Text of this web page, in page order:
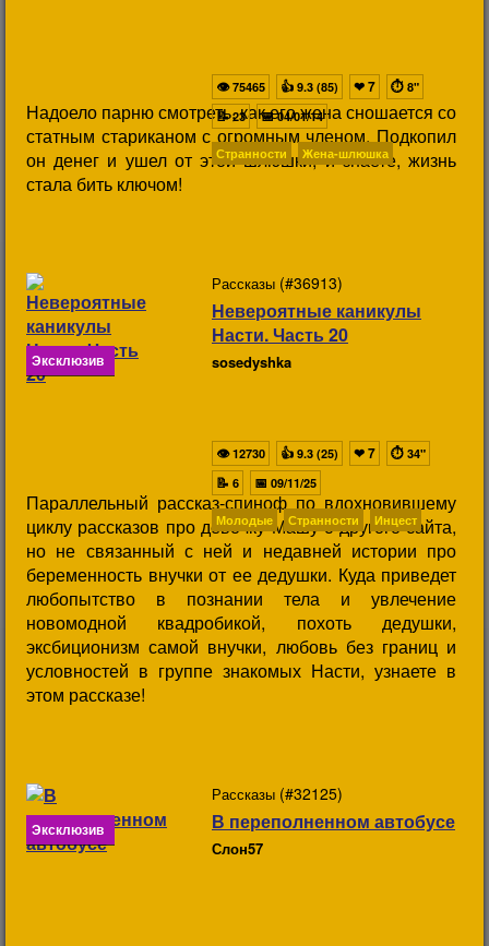
Надоело парню смотреть, как его жена сношается со
статным стариканом с огромным членом. Подкопил
он денег и ушел от этой шлюшки, и знаете, жизнь
стала бить ключом!
👁75465 👍 9.3 (85) ❤7 ⏱ 8"
📝23 📅04/01/14
Странности Жена-шлюшка
Эксклюзив
Рассказы (#36913)
Невероятные каникулы
Насти. Часть 20
sosedyshka
Параллельный рассказ-спиноф по вдохновившему
циклу рассказов про девочку Машу с другого сайта,
но не связанный с ней и недавней истории про
беременность внучки от ее дедушки. Куда приведет
любопытство в познании тела и увлечение
новомодной квадробикой, похоть дедушки,
эксбиционизм самой внучки, любовь без границ и
условностей в группе знакомых Насти, узнаете в
этом рассказе!
👁12730 👍 9.3 (25) ❤7 ⏱ 34"
📝 6 📅 09/11/25
Молодые Странности Инцест
Эксклюзив
Рассказы (#32125)
В переполненном автобусе
Слон57